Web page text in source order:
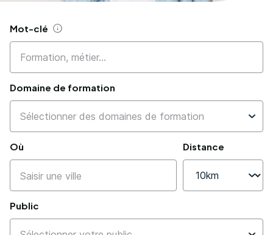
Mot-clé Aide
Domaine de formation
Où Distance
Public